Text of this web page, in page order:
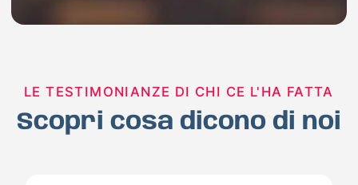
LE TESTIMONIANZE DI CHI CE L'HA FATTA
Scopri cosa dicono di noi